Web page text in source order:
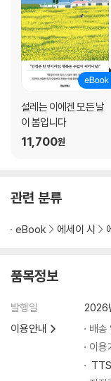
서서히 두루뭉술하게 바
한 사람만 있어도 충분하다
남들에게 잘했던 아버지
다름의 인정뿐이다
권태는 문턱과 같다
기대의 해방
나에게 상처 주지 않기
3장 비워야 비로소 채워
해찰은 삶의 숨통이 되기
세상과 간헐적 이별이
자발적 고립을 통해 마음
샛길로 들어서다
절제는 부족이 아니라
오감을 동원해 먹으니
설레는 이에겐 모든 날
이 봄입니다
11,700원
관련 분류
eBook 에세이 시
품목정보
발행일
2026
이용안내
배송
이용